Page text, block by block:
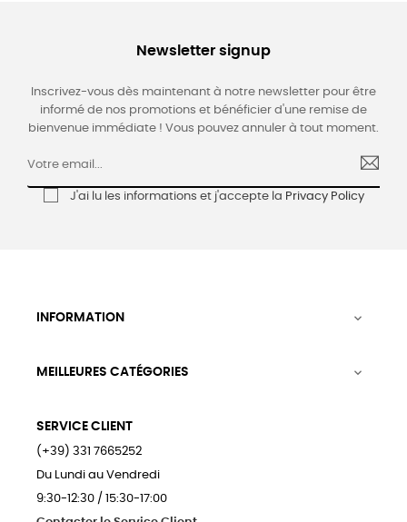
Newsletter signup
Inscrivez-vous dès maintenant à notre newsletter pour être
informé de nos promotions et bénéficier d'une remise de
bienvenue immédiate ! Vous pouvez annuler à tout moment.
J'ai lu les informations et j'accepte la Privacy Policy
INFORMATION 
MEILLEURES CATÉGORIES 
SERVICE CLIENT
(+39) 331 7665252
Du Lundi au Vendredi
9:30-12:30 / 15:30-17:00